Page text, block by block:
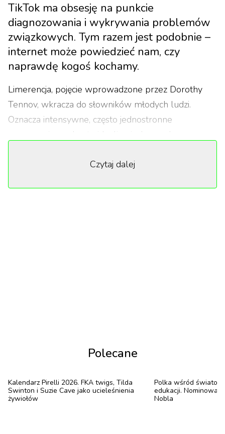
TikTok ma obsesję na punkcie
diagnozowania i wykrywania problemów
związkowych. Tym razem jest podobnie –
internet może powiedzieć nam, czy
naprawdę kogoś kochamy.
Limerencja, pojęcie wprowadzone przez Dorothy
Tennov, wkracza do słowników młodych ludzi.
Oznacza intensywne, często jednostronne
zauroczenie, podszyte idealizacją, kompulsywnym
sygnałów ze strony drugiej osoby. Często jest
antagonistyczne względem siebie zjawiska – tak,
Czytaj dalej
Polecane
Kalendarz Pirelli 2026. FKA twigs, Tilda
Swinton i Suzie Cave jako ucieleśnienia
żywiołów
Polka wśród
edukacji.
Nobla